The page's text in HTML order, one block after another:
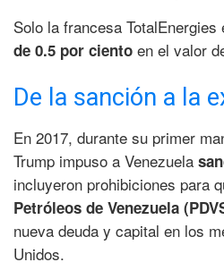
Solo la francesa TotalEnergies
de 0.5 por ciento en el valor
De la sanción a la
En 2017, durante su primer
Trump impuso a Venezuela
incluyeron prohibiciones para
Petróleos de Venezuela
nueva deuda y capital en los
Unidos.